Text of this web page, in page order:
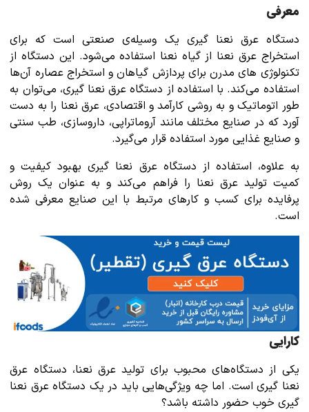
معرفی
دستگاه عرق نعنا گیری یک وسیله‌ی صنعتی است که برای
استخراج عرق نعنا از گیاه نعنا استفاده می‌شود. این دستگاه از
تکنولوژی های مدرن برای پردازش گیاهان و استخراج عصاره آن‌ها
استفاده می‌کند. با استفاده از دستگاه عرق نعنا گیری، می‌توان به
طور اتوماتیک و به روشی کارآمد و اقتصادی، عرق نعنا را به دست
آورد که در صنایع مختلف مانند آروماتراپی، داروسازی، طب سنتی
و صنایع غذایی مورد استفاده قرار می‌گیرد.
به علاوه، استفاده از دستگاه عرق نعنا گیری بهبود کیفیت و
کمیت تولید عرق نعنا را فراهم می‌کند و به عنوان یک روش
پرفایده برای کسب و کارهای مرتبط با این صنایع معرفی شده
است.
کارایی
یکی از دستگاه‌های محبوب برای تولید عرق نعنا، دستگاه عرق
نعنا گیری است. اما چه ویژگی‌هایی باید در یک دستگاه عرق نعنا
گیری خوب حضور داشته باشد؟